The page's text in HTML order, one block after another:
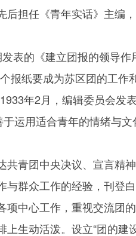
后担任《青年实话》主编
表的《建立团报的领导
报纸要成为苏区团的工
年2月，编辑委员会
于运用适合青年的情绪与
共青团中央决议、宣言
与群众工作的经验，刊登
项中心工作，重视交流团
生动活泼。设立“团的建